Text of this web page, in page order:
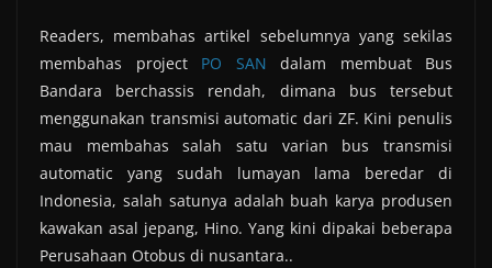
Readers, membahas artikel sebelumnya yang sekilas
membahas project PO SAN dalam membuat Bus
Bandara berchassis rendah, dimana bus tersebut
menggunakan transmisi automatic dari ZF. Kini penulis
mau membahas salah satu varian bus transmisi
automatic yang sudah lumayan lama beredar di
Indonesia, salah satunya adalah buah karya produsen
kawakan asal jepang, Hino. Yang kini dipakai beberapa
Perusahaan Otobus di nusantara..